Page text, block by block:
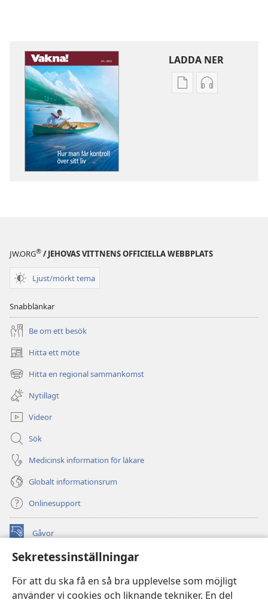
Sekretessinställningar
För att du ska få en så bra upplevelse som möjligt
använder vi cookies och liknande tekniker. En del
LADDA NER
Valmöjligheter
sitt
sitt
JW.ORG® / JEHOVAS VITTNENS OFFICIELLA WEBBPLATS
Ljust/mörkt tema
Snabblänkar
Be om ett besök
Hitta ett möte
(öppnar
nytt
fönster)
Hitta en regional sammankomst
(öppnar
nytt
fönster)
Nytillagt
Videor
Sök
Medicinsk information för läkare
Globalt informationsrum
Onlinesupport
Gåvor
(öppnar
fönster) Watchtower ONLINE LIBRARY™
nytt
fönster)JW Hub ®
(öppnar